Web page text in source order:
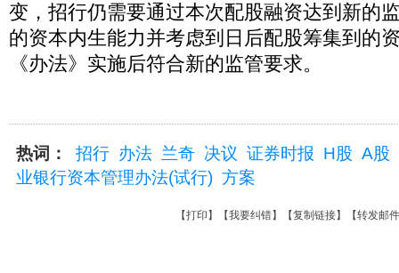
变，招行仍需要通过本次配股融资达到新的
的资本内生能力并考虑到日后配股筹集到的
《办法》实施后符合新的监管要求。
热词： 招行 办法 兰奇 决议 证券时报 H股 A股
业银行资本管理办法(试行) 方案
【打印 】【我要纠错】【复制链接】【转发邮件